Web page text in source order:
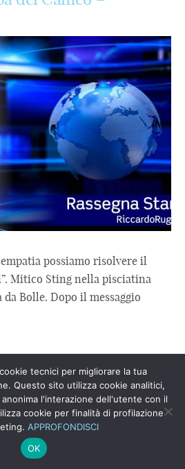
possiamo risolvere il
Mitico Sting nella pisciatina
Bolle. Dopo il messaggio
DEL TRAFFICO
tecnici per migliorare la tua
Questo sito utilizza cookie analitici,
l'interazione dell'utente con il
cookie per finalità di profilazione
APPROFONDISCI
OK